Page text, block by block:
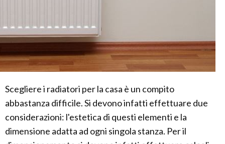
Scegliere i radiatori per la casa è un compito
abbastanza difficile. Si devono infatti effettuare due
considerazioni: l'estetica di questi elementi e la
dimensione adatta ad ogni singola stanza. Per il